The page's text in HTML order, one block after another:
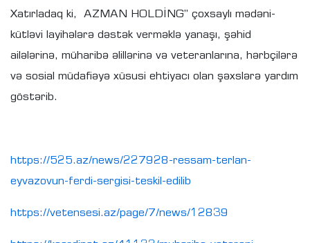
Xatırladaq ki, AZMAN HOLDİNG” çoxsaylı mədəni-
kütləvi layihələrə dəstək verməklə yanaşı, şəhid
ailələrinə, müharibə əlillərinə və veteranlarına, hərbçilərə
və sosial müdafiəyə xüsusi ehtiyacı olan şəxslərə yardım
göstərib.
https://525.az/news/227928-ressam-terlan-
eyvazovun-ferdi-sergisi-teskil-edilib
https://vetensesi.az/page/7/news/12839